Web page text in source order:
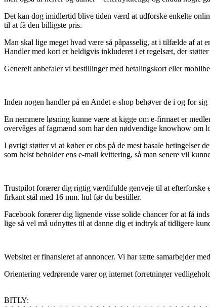
Det kan dog imidlertid blive tiden værd at udforske enkelte
til at få den billigste pris.
Man skal lige meget hvad være så påpasselig, at i tilfælde af at
Handler med kort er heldigvis inkluderet i et regelsæt, der
Generelt anbefaler vi bestillinger med betalingskort eller
Inden nogen handler på en Andet e-shop behøver de i og for
En nemmere løsning kunne være at kigge om e-firmaet er
overvåges af fagmænd som har den nødvendige knowhow om
I øvrigt støtter vi at køber er obs på de mest basale betingelser
som helst beholder ens e-mail kvittering, så man senere vil
Trustpilot forærer dig rigtig værdifulde genveje til at efterforske
firkant stål med 16 mm. hul før du bestiller.
Facebook forærer dig lignende visse solide chancer for at få
lige så vel må udnyttes til at danne dig et indtryk af tidligere
Websitet er finansieret af annoncer. Vi har tætte samarbejder
Orientering vedrørende varer og internet forretninger
BITLY: